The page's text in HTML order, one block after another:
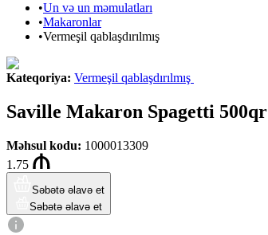
•Un və un məmulatları
•Makaronlar
•Vermeşil qablaşdırılmış
Kateqoriya: Vermeşil qablaşdırılmış
Saville Makaron Spagetti 500qr
Məhsul kodu: 1000013309
1.75
Səbətə əlavə et
Səbətə əlavə et